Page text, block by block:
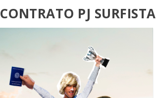
CONTRATO PJ SURFISTA